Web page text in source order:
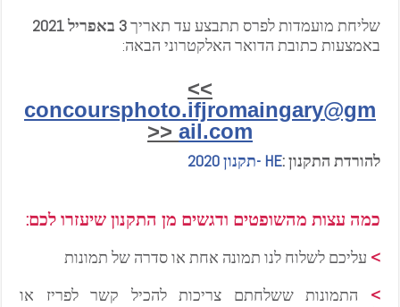
שליחת מועמדות לפרס תתבצע עד תאריך3 באפריל 2021
באמצעות כתובת הדואר האלקטרוני הבאה:
>>
concoursphoto.ifjromaingary@gm
ail.com
<<
להורדת התקנון :HE -תקנון 2020
כמה עצות מהשופטים ודגשים מן התקנון שיעזרו לכם:
> עליכם לשלוח לנו תמונה אחת או סדרה של תמונות
> התמונות ששלחתם צריכות להכיל קשר לפריז או